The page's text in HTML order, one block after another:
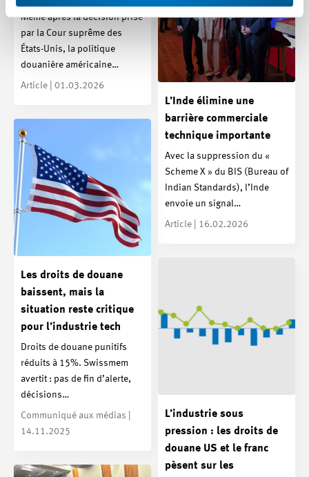
Même après la décision prise
par la Cour suprême des
États-Unis, la politique
douanière américaine…
Article | 01.03.2026
L’Inde élimine une
barrière commerciale
technique importante
Avec la suppression du «
Scheme X » du BIS (Bureau of
Indian Standards), l’Inde
envoie un signal…
Article | 16.02.2026
Les droits de douane
baissent, mais la
situation reste critique
pour l’industrie tech
Droits de douane punitifs
réduits à 15%. Swissmem
avertit : pas de fin d’alerte,
décisions…
Communiqué aux médias |
14.11.2025
L’industrie sous
pression : les droits de
douane US et le franc
pèsent sur les